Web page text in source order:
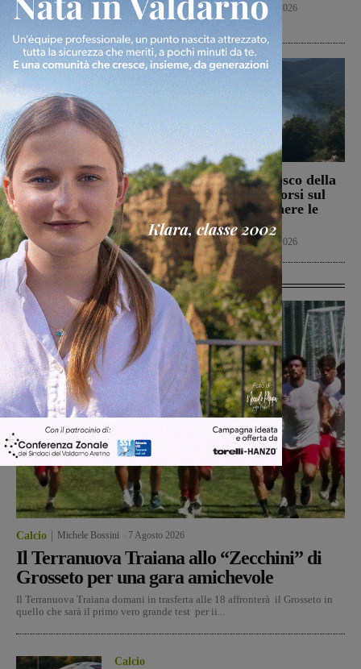
l’area bruciata
Cronaca 7 Agosto 2026
Cronaca 7 Agosto 2026
Il Terranuova Traiana
allo “Zecchini” di
Grosseto per una gara
amichevole
Calcio 7 Agosto 2026
Incendio nel bosco della
Trappola. Soccorsi sul
posto per spegnere le
fiamme
Cronaca 7 Agosto 2026
Ultime Calcio
Calcio Michele Bossini 7 Agosto 2026
Il Terranuova Traiana allo “Zecchini” di
Grosseto per una gara amichevole
Il Terranuova Traiana domani in trasferta alle 18 affronterà il Grosseto in
quello che sarà il primo vero grande test per ii...
Calcio